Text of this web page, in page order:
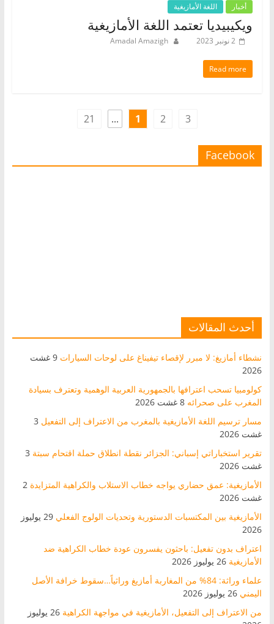
أخبار اللغة الأمازيغية
ويكيبيديا تعتمد اللغة الأمازيغية
2 نونبر 2023 Amadal Amazigh
Read more
1 2 3
...
21
Facebook
أحدث المقالات
نشطاء أمازيغ: لا مبرر لإقصاء تيفيناغ على لوحات السيارات
9 غشت
2026
كولومبيا تسحب اعترافها بالجمهورية العربية الوهمية وتعترف بسيادة
المغرب على صحرائه 8 غشت 2026
مسار ترسيم اللغة الأمازيغية بالمغرب من الاعتراف إلى التفعيل 3
غشت 2026
تقرير استخباراتي إسباني: الجزائر نقطة انطلاق حملة اقتحام سبتة 3
غشت 2026
الأمازيغية: عمق حضاري يواجه خطاب الاستلاب والكراهية المتزايدة 2
غشت 2026
الأمازيغية بين المكتسبات الدستورية وتحديات الولوج الفعلي
29 يوليوز
2026
اعتراف بدون تفعيل: باحثون يفسرون عودة خطاب الكراهية ضد
الأمازيغية 26 يوليوز 2026
علماء وراثة: 84% من المغاربة أمازيغ وراثياً…سقوط خرافة الأصل
اليمني 26 يوليوز 2026
من الاعتراف إلى التفعيل، الأمازيغية في مواجهة الكراهية
26 يوليوز